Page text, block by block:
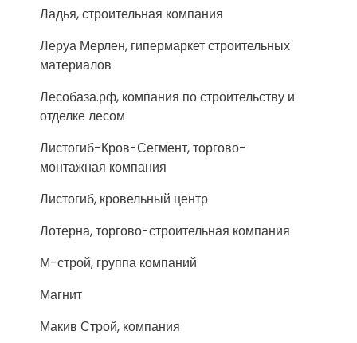
Ладья, строительная компания
Леруа Мерлен, гипермаркет строительных
материалов
Лесобаза.рф, компания по строительству и
отделке лесом
Листогиб-Кров-Сегмент, торгово-
монтажная компания
Листогиб, кровельный центр
Лотерна, торгово-строительная компания
М-строй, группа компаний
Магнит
Макив Строй, компания